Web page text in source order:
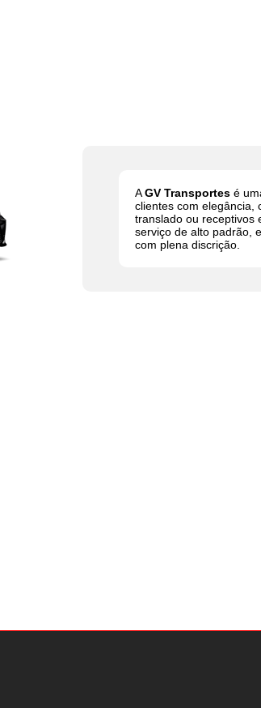
AGV Transportes é
clientes com elegância,
translado ou receptivos
serviço de alto padrão,
com plena discrição.